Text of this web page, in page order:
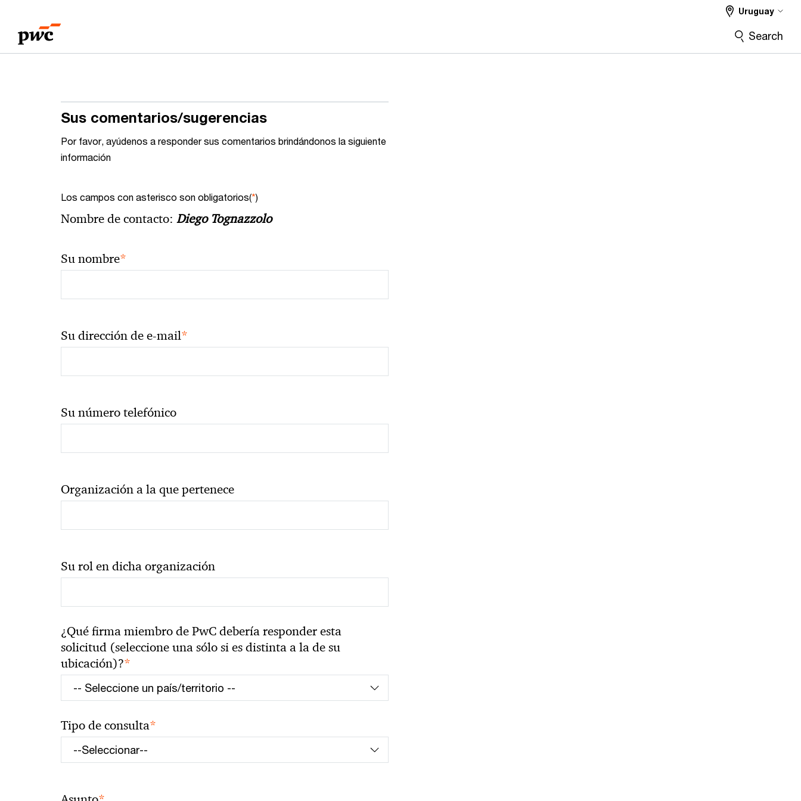
content
footer
Uruguay
Search
Sus comentarios/sugerencias
Por favor, ayúdenos a responder sus comentarios brindándonos la siguiente
información
Los campos con asterisco son obligatorios(*)
Nombre de contacto: Diego Tognazzolo
Su nombre*
Su dirección de e-mail*
Su número telefónico
Organización a la que pertenece
Su rol en dicha organización
¿Qué firma miembro de PwC debería responder esta
solicitud (seleccione una sólo si es distinta a la de su
ubicación)?*
Tipo de consulta*